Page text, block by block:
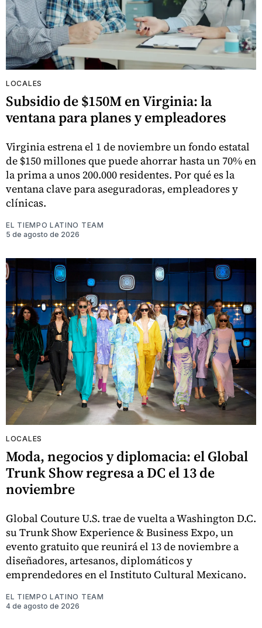
LOCALES
Subsidio de $150M en Virginia: la
ventana para planes y empleadores
Virginia estrena el 1 de noviembre un fondo estatal
de $150 millones que puede ahorrar hasta un 70% en
la prima a unos 200.000 residentes. Por qué es la
ventana clave para aseguradoras, empleadores y
clínicas.
EL TIEMPO LATINO TEAM
5 de agosto de 2026
LOCALES
Moda, negocios y diplomacia: el Global
Trunk Show regresa a DC el 13 de
noviembre
Global Couture U.S. trae de vuelta a Washington D.C.
su Trunk Show Experience & Business Expo, un
evento gratuito que reunirá el 13 de noviembre a
diseñadores, artesanos, diplomáticos y
emprendedores en el Instituto Cultural Mexicano.
EL TIEMPO LATINO TEAM
4 de agosto de 2026